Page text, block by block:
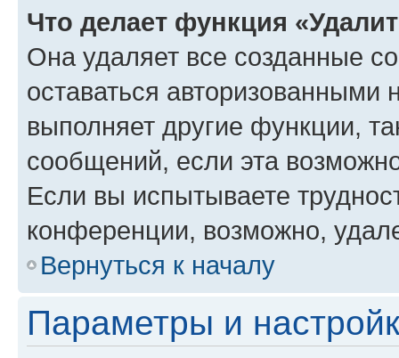
Что делает функция
Она удаляет все созданные
оставаться авторизованными
выполняет другие функции,
сообщений, если эта
Если вы испытываете
конференции, возможно,
Вернуться к началу
Параметры и